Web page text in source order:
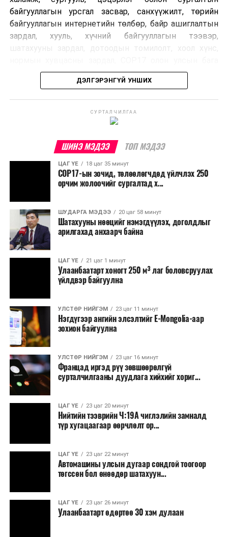
байгууллагын урсгал засвар, санхүүжилт, төрийн
байгууллагын интернетийн төлбөр, байр ашиглалтын
зардал, хууль, хүчний байгууллагын тээвэр,
хурлын зардал, Засгийн газрын өр, орон нутгийн нөөц
хөрөнгийн санхүүжилтийг хэвийн үргэлжлүүлэхээр
шийдвэрлэжээ.
Харин дараах зардлыг хязгаарлахаар болсон байна.
шийдвэртэйгээс бусад хурал, зөвлөгөөн, ой,
тэмдэглэлт өдөр, найр наадам, соёлын арга
Урьдчилан төлөвлөсөн төрийн өндөр албан
тушаалтны томилолтоос бусад гадаад
томилолт, гадаадын зочин хүлээн авах зардал;
Зайлшгүй шаардлагагүй тоног төхөөрөмж,
тавилга, автомашин худалдан авах;
Батлан хамгаалах, хууль зүйн салбараас бусад
Хуулиар заавал мэдээлэхээс бусад кино,
контент, хэвлэлийн зардал;
Заавал олгохоос бусад тэтгэмж, урамшуулал.
Санхүүгийн хэмнэлтийн горимыг 2026 оны
арванхоёрдугаар сарын 31 хүртэл мөрдөнө. Харин
эрүүл мэндийн салбар уг хэмнэлтийн горимд
хамрагдахгүй бөгөөд цэцэрлэг, сургуулийн хүүхдийн
эрт илрүүлэг, вакцинжуулалт, томуу, томуу төст
өвчний эсрэг арга хэмжээ зэрэг зайлшгүй
үргэлжилнэ гэж Ерөнхий сайд Н.Учрал онцоллоо.
Мөн бүх шатны төсвийн ерөнхийлөн захирагч нарт
салбар бүрдээ урсгал зардлыг 20 хувиар бууруулах,
нөхөн томилгоо хийхгүй байх, аялал, амралт, зугаалга,
хамт олны урлаг, спортын арга хэмжээг зохион
байгуулахгүй байх, төрийн албанд шинэ орон тоо бий
ДЭЛГЭРЭНГҮЙ УНШИХ
СУРТАЛЧИЛГАА
ШИНЭ МЭДЭЭ ТОП МЭДЭЭ
ЦАГ ҮЕ 18 цаг 35 минут
COP17-ын зочид, төлөөлөгчдөд үйлчлэх 250
орчим жолоочийг сургалтад х...
ШУДАРГА МЭДЭЭ 20 цаг 58 минут
Шатахууны нөөцийг нэмэгдүүлэх, доголдлыг
арилгахад анхаарч байна
ЦАГ ҮЕ 21 цаг 1 минут
Улаанбаатарт хоногт 250 м³ лаг боловсруулах
үйлдвэр байгуулна
УЛСТӨР НИЙГЭМ 23 цаг 11 минут
Нэгдүгээр ангийн элсэлтийг E-Mongolia-аар
зохион байгуулна
УЛСТӨР НИЙГЭМ 23 цаг 16 минут
Францад иргэд рүү зөвшөөрөлгүй
сурталчилгааны дуудлага хийхийг хориг...
ЦАГ ҮЕ 23 цаг 20 минут
Нийтийн тээврийн Ч:19А чиглэлийн замналд
түр хугацаагаар өөрчлөлт ор...
ЦАГ ҮЕ 23 цаг 22 минут
Автомашины улсын дугаар сондгой тоогоор
төгссөн бол өнөөдөр шатахуун...
ЦАГ ҮЕ 23 цаг 26 минут
Улаанбаатарт өдөртөө 30 хэм дулаан